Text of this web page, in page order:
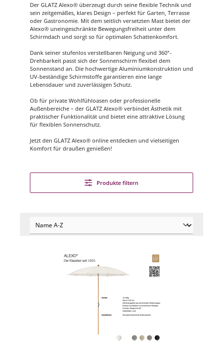
Der GLATZ Alexo® überzeugt durch seine flexible Technik und
sein zeitgemäßes, klares Design – perfekt für Garten, Terrasse
oder Gastronomie. Mit dem seitlich versetzten Mast bietet der
Alexo® uneingeschränkte Bewegungsfreiheit unter dem
Schirmdach und sorgt so für optimalen Schattenkomfort.
Dank seiner stufenlos verstellbaren Neigung und 360°-
Drehbarkeit passt sich der Sonnenschirm flexibel dem
Sonnenstand an. Die hochwertige Aluminiumkonstruktion und
UV-beständige Schirmstoffe garantieren eine lange
Lebensdauer und zuverlässigen Schutz.
Ob für private Wohlfühloasen oder professionelle
Außenbereiche – der GLATZ Alexo® verbindet Ästhetik mit
praktischer Funktionalität und bietet eine attraktive Lösung
für flexiblen Sonnenschutz.
Jetzt den GLATZ Alexo® online entdecken und vielseitigen
Komfort für draußen genießen!
Produkte filtern